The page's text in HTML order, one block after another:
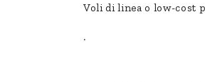
Voli di linea o low-cost
.